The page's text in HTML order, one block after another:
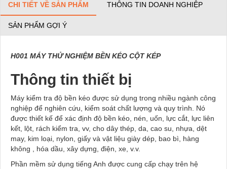
CHI TIẾT VỀ SẢN PHẨM THÔNG TIN DOANH NGHIỆP
SẢN PHẨM GỢI Ý
H001 MÁY THỬ NGHIỆM BỀN KÉO CỘT KÉP
Thông tin thiết bị
Máy kiểm tra độ bền kéo được sử dụng trong nhiều ngành công
nghiệp để nghiên cứu, kiểm soát chất lượng và quy trình. Nó
được thiết kế để xác định độ bền kéo, nén, uốn, lực cắt, lực liên
kết, lột, rách kiểm tra, vv, cho dây thép, da, cao su, nhựa, dệt
may, kim loại, nylon, giấy và vật liệu giày dép, bao bì, hàng
không , hóa dầu, xây dựng, điện, xe, v.v.
Phần mềm sử dụng tiếng Anh được cung cấp chạy trên hệ